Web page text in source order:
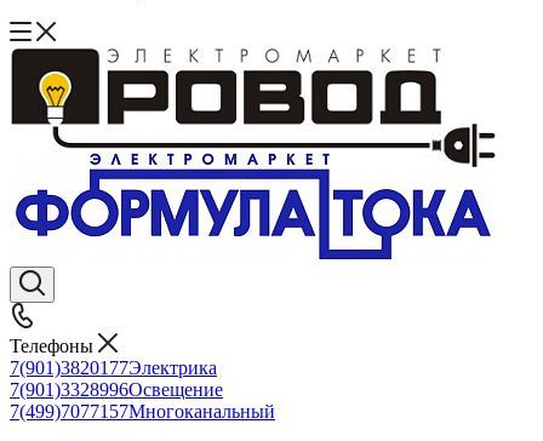
Телефоны
7(901)3820177Электрика
7(901)3328996Освещение
7(499)7077157Многоканальный